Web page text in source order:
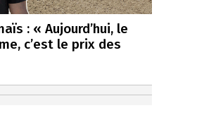
: « Aujourd’hui, le
c’est le prix des